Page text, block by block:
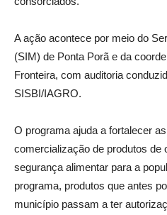
A ação acontece por meio do
(SIM) de Ponta Porã e da
Fronteira, com auditoria
SISBI/IAGRO.
O programa ajuda a fortalecer
comercialização de produtos de
segurança alimentar para a
programa, produtos que antes
município passam a ter